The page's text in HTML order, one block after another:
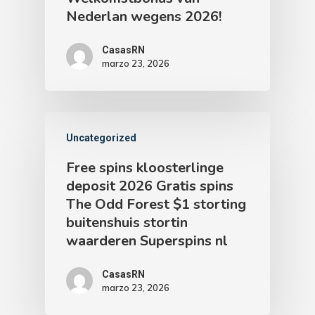
Nederlan wegens 2026!
CasasRN
marzo 23, 2026
Uncategorized
Free spins kloosterlinge
deposit 2026 Gratis spins
The Odd Forest $1 storting
buitenshuis stortin
waarderen Superspins nl
CasasRN
marzo 23, 2026